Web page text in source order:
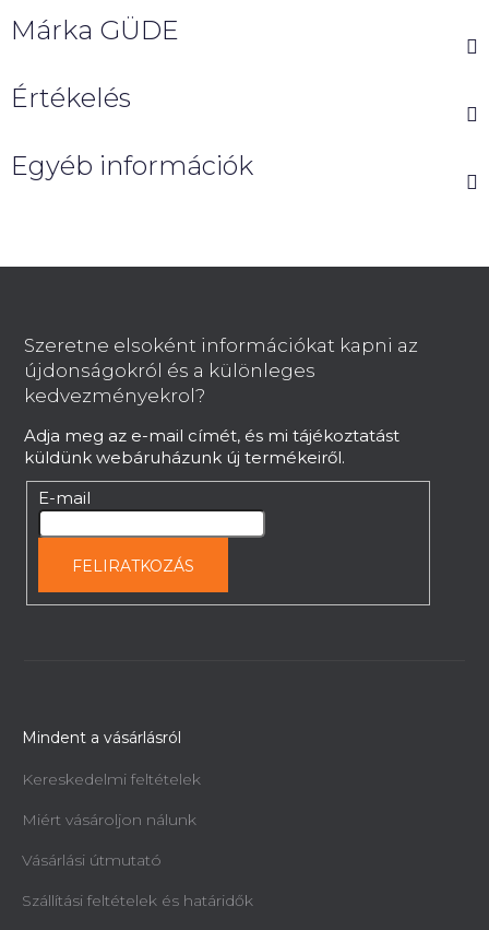
Márka GÜDE
Értékelés
Egyéb információk
Szeretne elsoként információkat kapni az
újdonságokról és a különleges
kedvezményekrol?
Adja meg az e-mail címét, és mi tájékoztatást
küldünk webáruházunk új termékeiről.
E-mail
FELIRATKOZÁS
Mindent a vásárlásról
Kereskedelmi feltételek
Miért vásároljon nálunk
Vásárlási útmutató
Szállítási feltételek és határidők